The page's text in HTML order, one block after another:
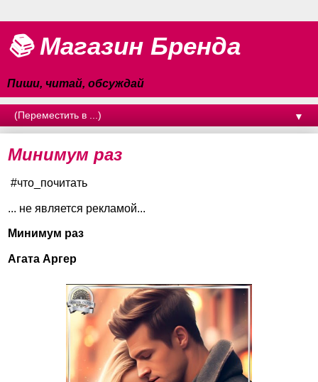
📚 Магазин Бренда
Пиши, читай, обсуждай
▼
Минимум раз
#что_почитать
... не является рекламой...
Минимум раз
Агата Аргер